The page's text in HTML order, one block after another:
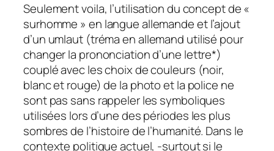
Seulement voila, l’utilisation du concept de «
surhomme » en langue allemande et l’ajout
d’un umlaut(tréma en allemand utilisé pour
changer la prononciation d’une lettre*)
couplé avec les choix de couleurs (noir,
blanc et rouge) de la photo et la police ne
sont pas sans rappeler les symboliques
utilisées lors d’une des périodes les plus
sombres de l’histoire de l’humanité. Dans le
contexte politique actuel, -surtout si le